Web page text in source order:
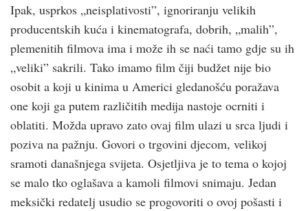
Ipak, usprkos „neisplativosti”, ignoriranju velikih
producentskih kuća i kinematografa, dobrih, „malih”,
plemenitih filmova ima i može ih se naći tamo gdje su ih
„veliki” sakrili. Tako imamo film čiji budžet nije bio
osobit a koji u kinima u Americi gledanošću poražava
one koji ga putem različitih medija nastoje ocrniti i
oblatiti. Možda upravo zato ovaj film ulazi u srca ljudi i
poziva na pažnju. Govori o trgovini djecom, velikoj
sramoti današnjega svijeta. Osjetljiva je to tema o kojoj
se malo tko oglašava a kamoli filmovi snimaju. Jedan
meksički redatelj usudio se progovoriti o ovoj pošasti i